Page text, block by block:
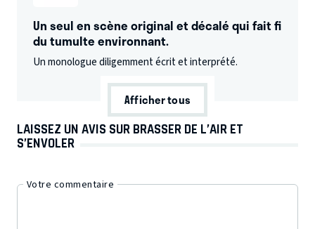
Un seul en scène original et décalé qui fait fi
du tumulte environnant.
Un monologue diligemment écrit et interprété.
Afficher tous
LAISSEZ UN AVIS SUR BRASSER DE L’AIR ET
S’ENVOLER
Votre commentaire